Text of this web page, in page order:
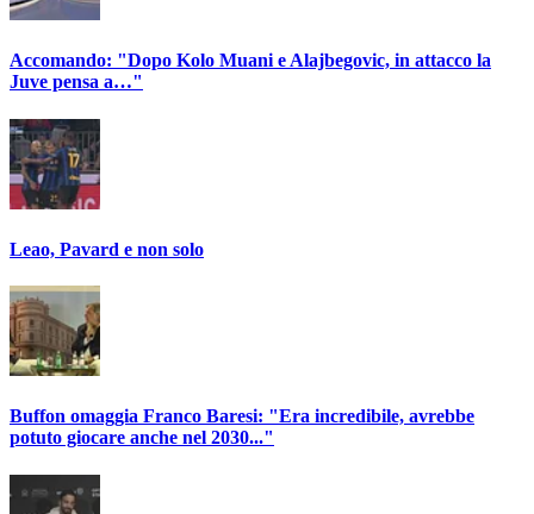
Accomando: "Dopo Kolo Muani e Alajbegovic, in attacco la
Juve pensa a…"
Leao, Pavard e non solo
Buffon omaggia Franco Baresi: "Era incredibile, avrebbe
potuto giocare anche nel 2030..."